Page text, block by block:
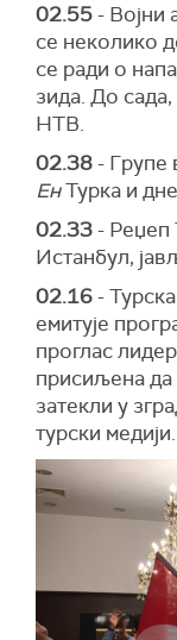
02.55- Војни
се неколико
се ради о
зида. До
НТВ.
02.38- Групе
ЕнТурка и
02.33- Реџеп
Истанбул,
02.16-
емитује
проглас
присиљена да
затекли у
турски медији.